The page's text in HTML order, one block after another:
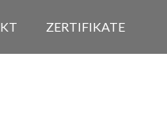
ZERTIFIKATE